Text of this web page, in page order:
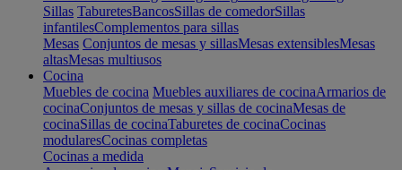
Sillas TaburetesBancosSillas de comedorSillas
infantilesComplementos para sillas
Mesas Conjuntos de mesas y sillasMesas extensiblesMesas
altasMesas multiusos
Cocina
Muebles de cocina Muebles auxiliares de cocinaArmarios de
cocinaConjuntos de mesas y sillas de cocinaMesas de
cocinaSillas de cocinaTaburetes de cocinaCocinas
modularesCocinas completas
Cocinas a medida